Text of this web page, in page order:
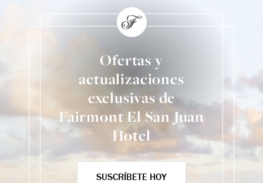
Ofertas y
actualizaciones
exclusivas de
Fairmont El San Juan
Hotel
SUSCRÍBETE HOY